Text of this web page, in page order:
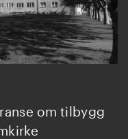
om tilbygg